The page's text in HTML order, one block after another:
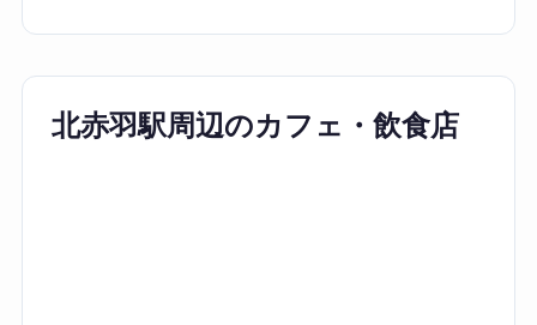
北赤羽駅周辺のカフェ・飲食店